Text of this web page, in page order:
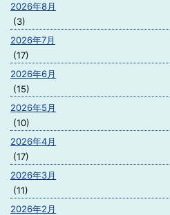
2026年8月
(3)
2026年7月
(17)
2026年6月
(15)
2026年5月
(10)
2026年4月
(17)
2026年3月
(11)
2026年2月